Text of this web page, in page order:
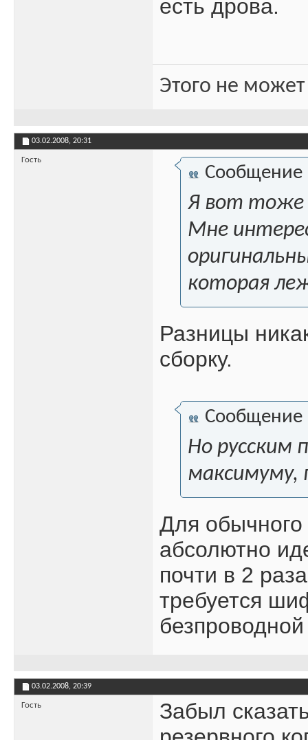
есть дрова.
Этого не
03.02.2008, 20:31
Гость
Сообщение
Я вот тоже
Мне
которая
Разницы
сборку.
Сообщение
Но русским
максимуму,
Для обычного
абсолютно
почти в 2
требуется
03.02.2008, 20:39
Гость
Забыл